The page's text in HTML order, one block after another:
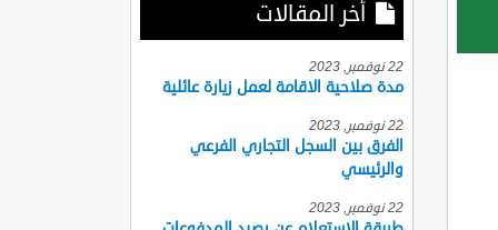
أخر المقالات
22 نوفمبر, 2023
مدة صلاحية الاقامة لعمل زيارة عائلية
22 نوفمبر, 2023
الفرق بين السجل التجاري الفرعي
والرئيسي
22 نوفمبر, 2023